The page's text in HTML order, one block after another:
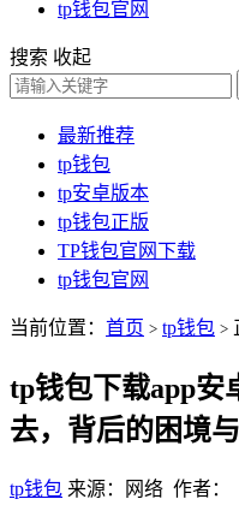
tp钱包官网
搜索 收起
最新推荐
tp钱包
tp安卓版本
tp钱包正版
TP钱包官网下载
tp钱包官网
当前位置： 首页 > tp钱包 >
tp钱包下载app安
去，背后的困境
tp钱包 来源：网络 作者：